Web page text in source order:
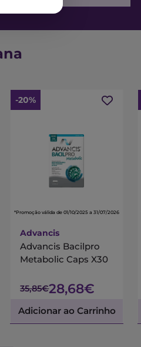
-20%
*Promoção válida de 01/10/2025 a 31/07/2026
Advancis
Advancis Bacilpro
Metabolic Caps X30
35,85€28,68€
Adicionar ao Carrinho